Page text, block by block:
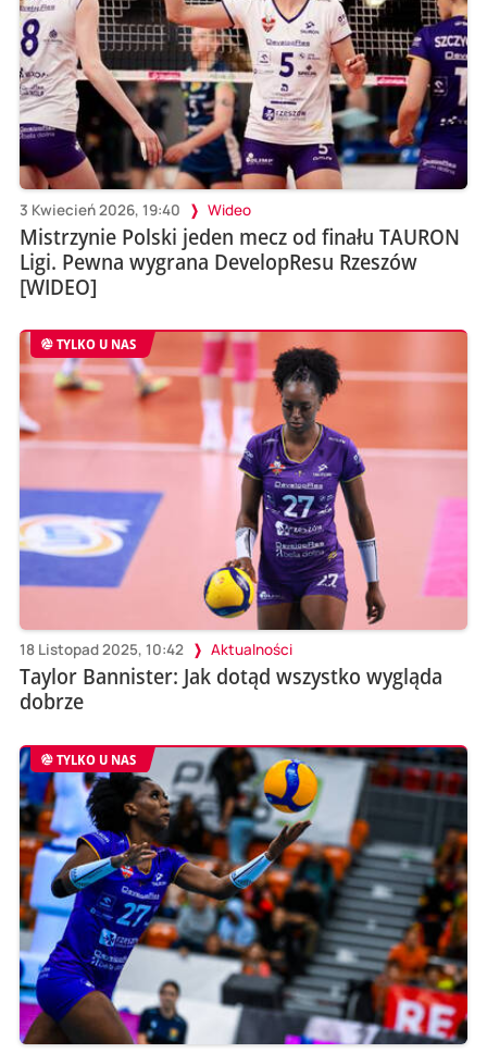
3 Kwiecień 2026, 19:40 Wideo
Mistrzynie Polski jeden mecz od finału TAURON
Ligi. Pewna wygrana DevelopResu Rzeszów
[WIDEO]
TYLKO U NAS
18 Listopad 2025, 10:42 Aktualności
Taylor Bannister: Jak dotąd wszystko wygląda
dobrze
TYLKO U NAS